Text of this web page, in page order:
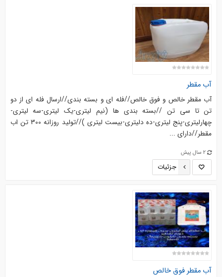
آب مقطر
آب مقطر خالص و فوق خالص//فله ای و بسته بندی//ارسال فله ای از دو
تن تا سی تن //بسته بندی ها (نیم لیتری-یک لیتری-سه لیتری-
چهارلیتری-پنج لیتری-ده دلیتری-بیست لیتری )//تولید روزانه 300 تن اب
مقطر//دارای ...
2 سال پیش
جزئیات
آب مقطر فوق خالص